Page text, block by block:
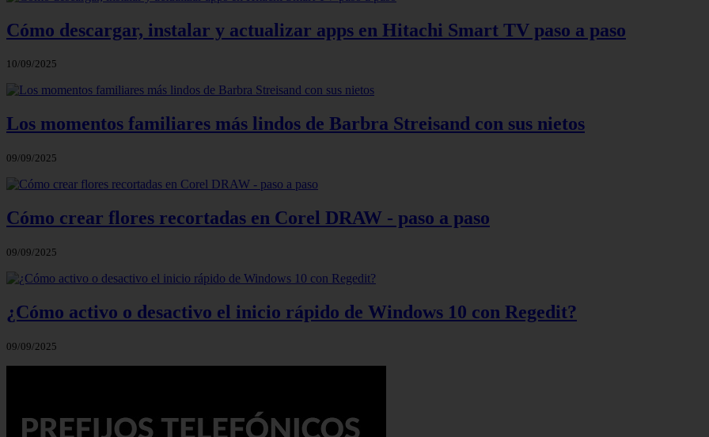
Cómo descargar, instalar y actualizar apps en Hitachi Smart TV paso a paso
10/09/2025
Los momentos familiares más lindos de Barbra Streisand con sus nietos
09/09/2025
Cómo crear flores recortadas en Corel DRAW - paso a paso
09/09/2025
¿Cómo activo o desactivo el inicio rápido de Windows 10 con Regedit?
09/09/2025